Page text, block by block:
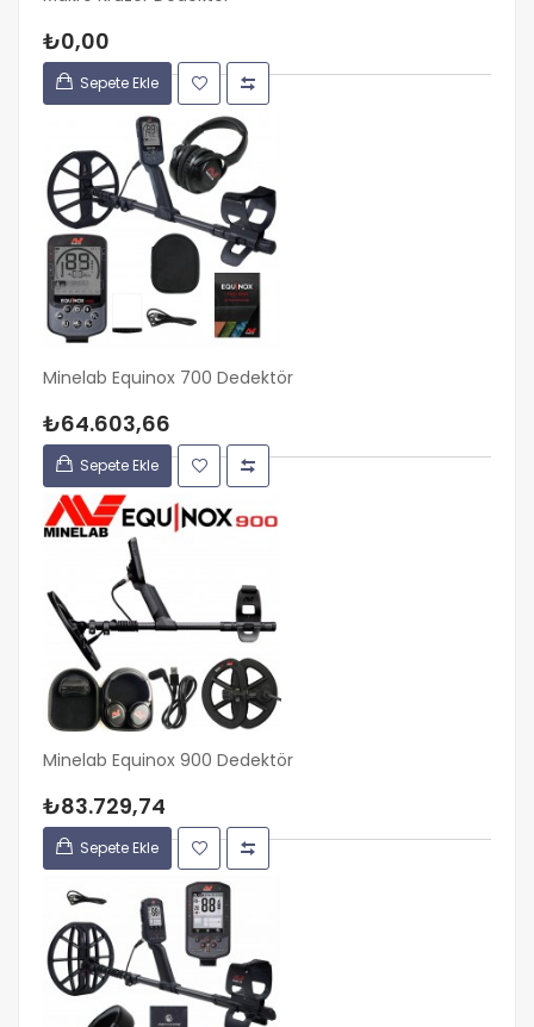
₺0,00
Sepete Ekle
Minelab Equinox 700 Dedektör
₺64.603,66
Sepete Ekle
Minelab Equinox 900 Dedektör
₺83.729,74
Sepete Ekle